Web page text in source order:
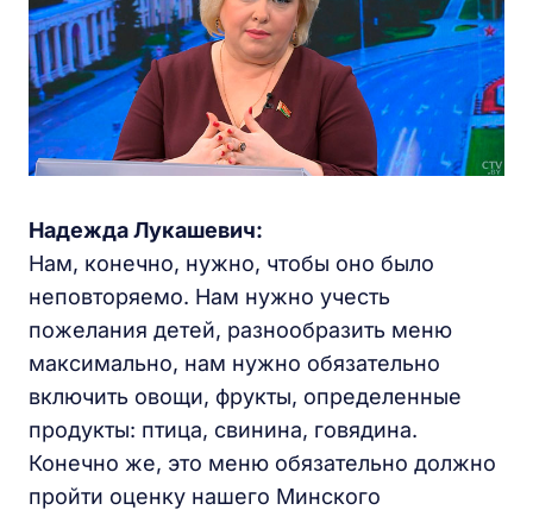
Надежда Лукашевич:
Нам, конечно, нужно, чтобы оно было
неповторяемо. Нам нужно учесть
пожелания детей, разнообразить меню
максимально, нам нужно обязательно
включить овощи, фрукты, определенные
продукты: птица, свинина, говядина.
Конечно же, это меню обязательно должно
пройти оценку нашего Минского